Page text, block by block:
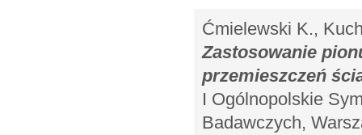
Ćmielewski K.,
Zastosowanie
przemieszczeń
I Ogólnopolskie
Badawczych,